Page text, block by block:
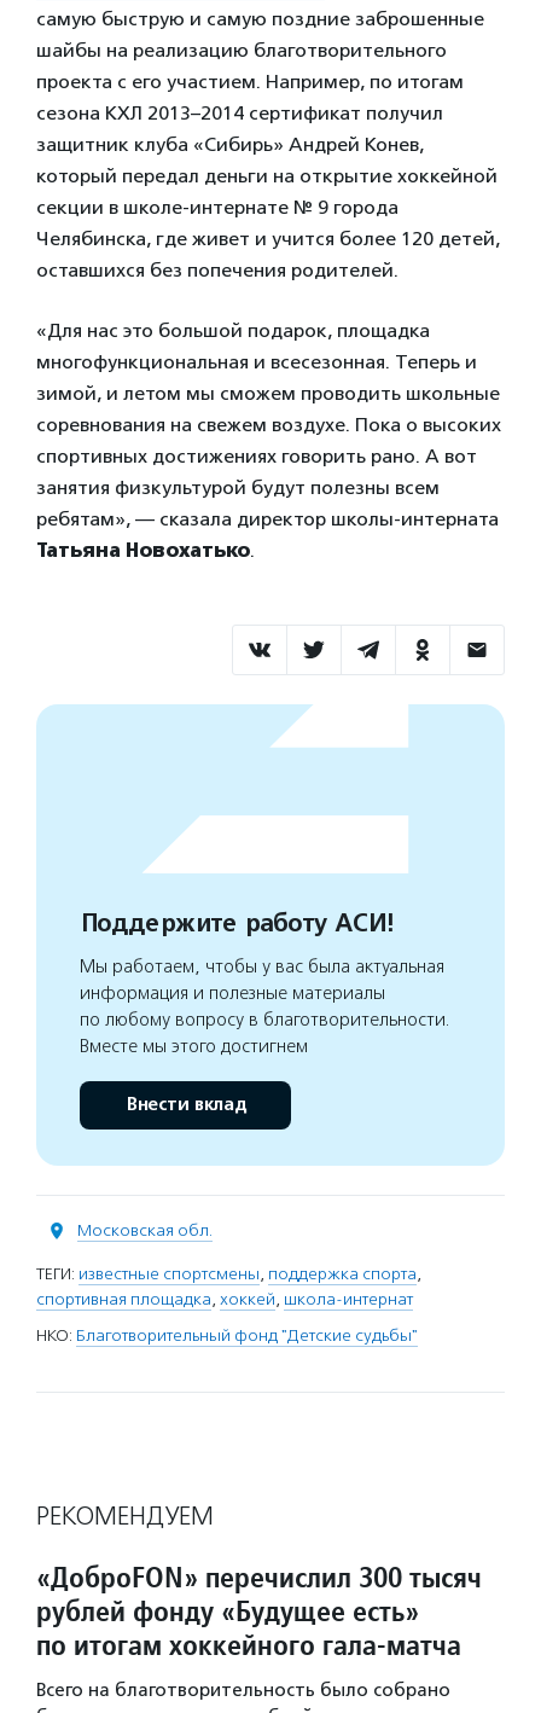
самую быструю и самую поздние заброшенные
шайбы на реализацию благотворительного
проекта с его участием. Например, по итогам
сезона КХЛ 2013–2014 сертификат получил
защитник клуба «Сибирь» Андрей Конев,
который передал деньги на открытие хоккейной
секции в школе-интернате № 9 города
Челябинска, где живет и учится более 120 детей,
оставшихся без попечения родителей.
«Для нас это большой подарок, площадка
многофункциональная и всесезонная. Теперь и
зимой, и летом мы сможем проводить школьные
соревнования на свежем воздухе. Пока о высоких
спортивных достижениях говорить рано. А вот
занятия физкультурой будут полезны всем
ребятам», — сказала директор школы-интерната
Татьяна Новохатько.
Поддержите работу АСИ!
Мы работаем, чтобы у вас была актуальная
информация и полезные материалы
по любому вопросу в благотворительности.
Вместе мы этого достигнем
Внести вклад
Московская обл.
ТЕГИ: известные спортсмены, поддержка спорта,
спортивная площадка, хоккей, школа-интернат
НКО: Благотворительный фонд "Детские судьбы"
РЕКОМЕНДУЕМ
«ДоброFON» перечислил 300 тысяч
рублей фонду «Будущее есть»
по итогам хоккейного гала-матча
Всего на благотворительность было собрано